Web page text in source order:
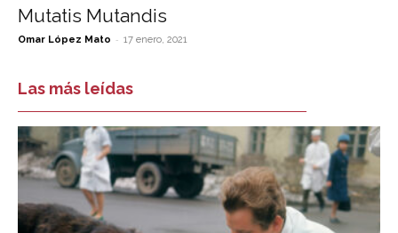
Mutatis Mutandis
Omar López Mato - 17 enero, 2021
Las más leídas